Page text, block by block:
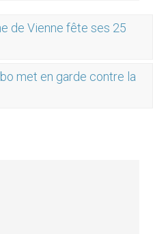
de Vienne fête ses 25
met en garde contre la